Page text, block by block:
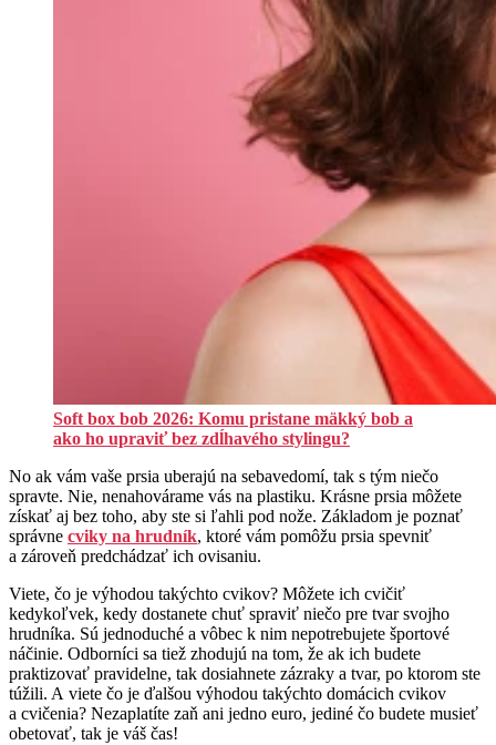
Soft box bob 2026: Komu pristane mäkký bob a
ako ho upraviť bez zdĺhavého stylingu?
No ak vám vaše prsia uberajú na sebavedomí, tak s tým niečo
spravte. Nie, nenahovárame vás na plastiku. Krásne prsia môžete
získať aj bez toho, aby ste si ľahli pod nože. Základom je poznať
správne cviky na hrudník, ktoré vám pomôžu prsia spevniť
a zároveň predchádzať ich ovisaniu.
Viete, čo je výhodou takýchto cvikov? Môžete ich cvičiť
kedykoľvek, kedy dostanete chuť spraviť niečo pre tvar svojho
hrudníka. Sú jednoduché a vôbec k nim nepotrebujete športové
náčinie. Odborníci sa tiež zhodujú na tom, že ak ich budete
praktizovať pravidelne, tak dosiahnete zázraky a tvar, po ktorom ste
túžili. A viete čo je ďalšou výhodou takýchto domácich cvikov
a cvičenia? Nezaplatíte zaň ani jedno euro, jediné čo budete musieť
obetovať, tak je váš čas!